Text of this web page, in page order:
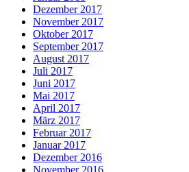
Dezember 2017
November 2017
Oktober 2017
September 2017
August 2017
Juli 2017
Juni 2017
Mai 2017
April 2017
März 2017
Februar 2017
Januar 2017
Dezember 2016